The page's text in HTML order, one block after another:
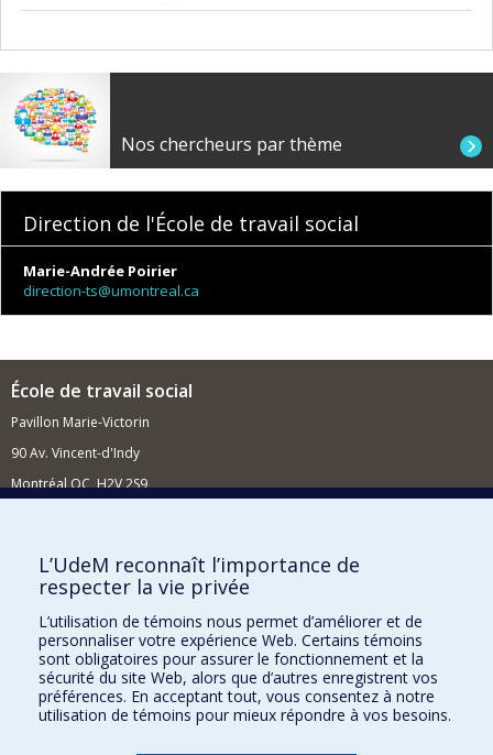
Nos chercheurs par thème
Direction de l'École de travail social
Marie-Andrée Poirier
direction-ts@umontreal.ca
École de travail social
Pavillon Marie-Victorin
90 Av. Vincent-d'Indy
Montréal QC H2V 2S9
Comment soutenir l'École?
BESOIN D'AIDE?
Plan du site
Signaler une erreur
Accessibilité
FACULTÉ DES ARTS ET DES SCIENCES
L’UdeM reconnaît l’importance de
respecter la vie privée
L’utilisation de témoins nous permet d’améliorer et de
personnaliser votre expérience Web. Certains témoins
sont obligatoires pour assurer le fonctionnement et la
sécurité du site Web, alors que d’autres enregistrent vos
préférences. En acceptant tout, vous consentez à notre
utilisation de témoins pour mieux répondre à vos besoins.